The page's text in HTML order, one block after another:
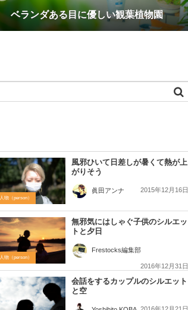
ベランダある目に優しい観葉植物園
人物（person）
風邪ひいて日差しが暑くて熱が上
がりそう
眞田アンナ 2015年12月16日
人物（person）
無邪気にはしゃぐ子供のシルエッ
トと夕日
Frestocks編集部
2016年12月31日
会話をするカップルのシルエット
と空